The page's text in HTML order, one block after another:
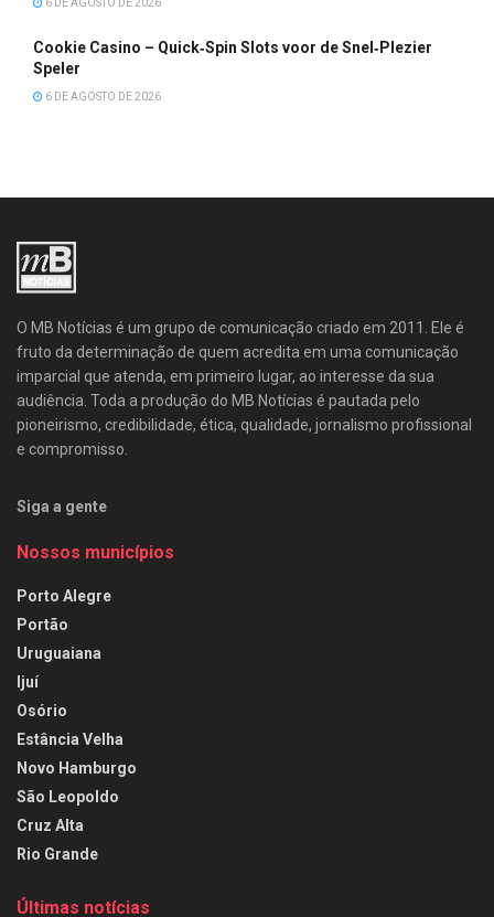
6 DE AGOSTO DE 2026
Cookie Casino – Quick‑Spin Slots voor de Snel‑Plezier
Speler
6 DE AGOSTO DE 2026
O MB Notícias é um grupo de comunicação criado em 2011. Ele é
fruto da determinação de quem acredita em uma comunicação
imparcial que atenda, em primeiro lugar, ao interesse da sua
audiência. Toda a produção do MB Notícias é pautada pelo
pioneirismo, credibilidade, ética, qualidade, jornalismo profissional
e compromisso.
Siga a gente
Nossos municípios
Porto Alegre
Portão
Uruguaiana
Ijuí
Osório
Estância Velha
Novo Hamburgo
São Leopoldo
Cruz Alta
Rio Grande
Últimas notícias